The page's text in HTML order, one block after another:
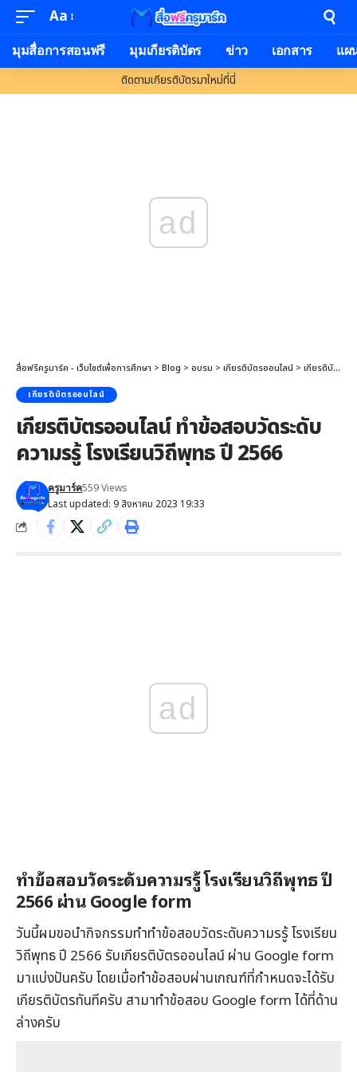
Aa
มุมสื่อการสอนฟรี มุมเกียรติบัตร ข่าว เอกสาร แผ
ติดตามเกียรติบัตรมาใหม่ที่นี่
ad
สื่อฟรีครูมาร์ค - เว็บไซต์เพื่อการศึกษา > Blog > อบรม > เกียรติบัตรออนไลน์ > เกียรติบัตรออนไลน์ ทำข้อสอบวัดระดับความรรู้ โรงเรียนวิถีพุทธ ปี 2566
เกียรติบัตรออนไลน์
เกียรติบัตรออนไลน์ ทำข้อสอบวัดระดับ
ความรรู้ โรงเรียนวิถีพุทธ ปี 2566
Last updated: 9 สิงหาคม 2023 19:33
ครูมาร์ค559 Views
ad
ทำข้อสอบวัดระดับความรรู้ โรงเรียนวิถีพุทธ ปี
2566 ผ่าน Google form
วันนี้ผมขอนำกิจกรรมทำทำข้อสอบวัดระดับความรรู้ โรงเรียน
วิถีพุทธ ปี 2566 รับเกียรติบัตรออนไลน์ ผ่าน Google form
มาแบ่งปันครับ โดยเมื่อทำข้อสอบผ่านเกณฑ์ที่กำหนดจะได้รับ
เกียรติบัตรทันทีครับ สามาทำข้อสอบ Google form ได้ที่ด้าน
ล่างครับ